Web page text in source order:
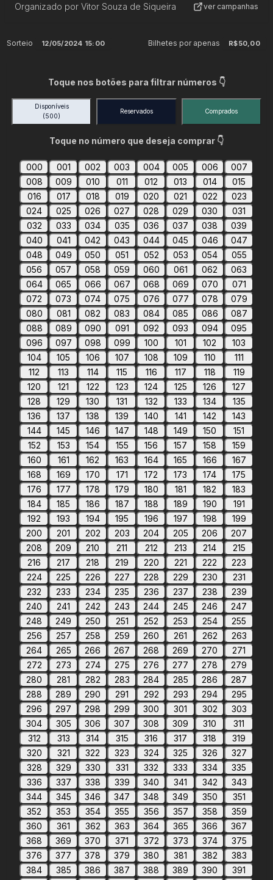
Organizado por Vitor Souza de Siqueira ver campanhas
Sorteio 12/05/2024 15:00 Bilhetes por apenas R$50,00
Toque nos botões para filtrar números 👇
Disponíveis
(500)
Reservados Comprados
Toque no número que deseja comprar 👇
000 001 002 003 004 005 006
007
008
009 010 011 012 013 014
015
016
017 018 019 020 021 022
023
024
025 026 027 028 029 030
031
032
033 034 035 036 037 038
039
040
041 042 043 044 045 046
047
048
049 050 051 052 053 054
055
056
057 058 059 060 061 062
063
064
065 066 067 068 069 070
071
072
073 074 075 076 077 078
079
080
081 082 083 084 085 086
087
088
089 090 091 092 093 094
095
096
097 098 099 100 101 102
103
104
105 106 107 108 109 110
111
112
113 114 115 116 117 118
119
120
121 122 123 124 125 126
127
128
129 130 131 132 133 134
135
136
137 138 139 140 141 142
143
144
145 146 147 148 149 150
151
152
153 154 155 156 157 158
159
160
161 162 163 164 165 166
167
168
169 170 171 172 173 174
175
176
177 178 179 180 181 182
183
184
185 186 187 188 189 190
191
192
193 194 195 196 197 198
199
200
201 202 203 204 205 206
207
208
209 210 211 212 213 214
215
216
217 218 219 220 221 222
223
224
225 226 227 228 229 230
231
232
233 234 235 236 237 238
239
240
241 242 243 244 245 246
247
248
249 250 251 252 253 254
255
256
257 258 259 260 261 262
263
264
265 266 267 268 269 270
271
272
273 274 275 276 277 278
279
280
281 282 283 284 285 286
287
288
289 290 291 292 293 294
295
296
297 298 299 300 301 302
303
304
305 306 307 308 309 310
311
312
313 314 315 316 317 318
319
320
321 322 323 324 325 326
327
328
329 330 331 332 333 334
335
336
337 338 339 340 341 342
343
344
345 346 347 348 349 350
351
352
353 354 355 356 357 358
359
360
361 362 363 364 365 366
367
368
369 370 371 372 373 374
375
376
377 378 379 380 381 382
383
384
385 386 387 388 389 390
391